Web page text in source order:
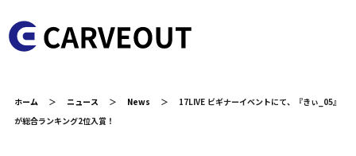
ホーム ＞ ニュース ＞ News ＞
17LIVE ビギナーイベントにて、『きぃ_05』
が総合ランキング2位入賞！